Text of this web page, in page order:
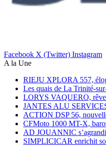
Facebook X (Twitter) Instagram
A la Une
RIEJU XPLORA 557,
Les quais de La Trinité-
LORYS VAQUERO,
JANTES ALU
ACTION DSP 56,
CFMoto 1000 MT-X,
AD JOUANNIC
SIMPLICICAR enrichit